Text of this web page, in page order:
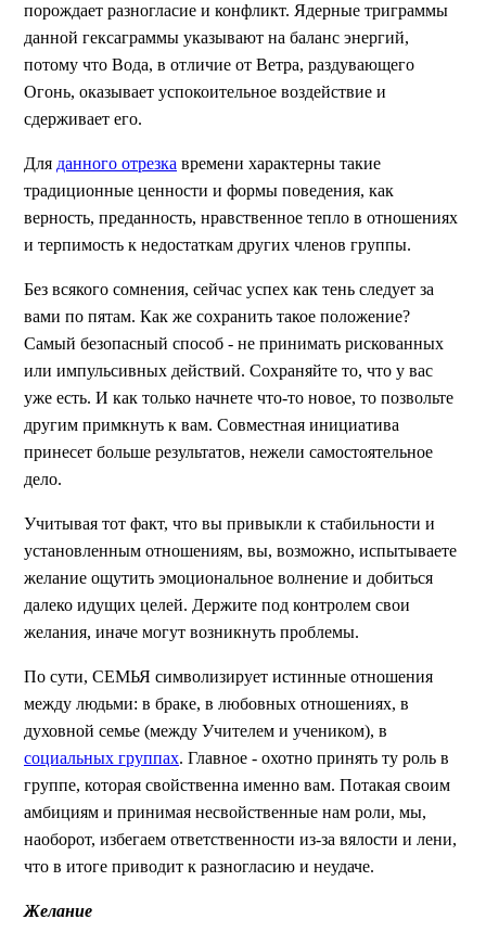
порождает разногласие и конфликт. Ядерные триграммы
данной гексаграммы указывают на баланс энергий,
потому что Вода, в отличие от Ветра, раздувающего
Огонь, оказывает успокоительное воздействие и
сдерживает его.
Для данного отрезка времени характерны такие
традиционные ценности и формы поведения, как
верность, преданность, нравственное тепло в отношениях
и терпимость к недостаткам других членов группы.
Без всякого сомнения, сейчас успех как тень следует за
вами по пятам. Как же сохранить такое положение?
Самый безопасный способ - не принимать рискованных
или импульсивных действий. Сохраняйте то, что у вас
уже есть. И как только начнете что-то новое, то позвольте
другим примкнуть к вам. Совместная инициатива
принесет больше результатов, нежели самостоятельное
дело.
Учитывая тот факт, что вы привыкли к стабильности и
установленным отношениям, вы, возможно, испытываете
желание ощутить эмоциональное волнение и добиться
далеко идущих целей. Держите под контролем свои
желания, иначе могут возникнуть проблемы.
По сути, СЕМЬЯ символизирует истинные отношения
между людьми: в браке, в любовных отношениях, в
духовной семье (между Учителем и учеником), в
социальных группах. Главное - охотно принять ту роль в
группе, которая свойственна именно вам. Потакая своим
амбициям и принимая несвойственные нам роли, мы,
наоборот, избегаем ответственности из-за вялости и лени,
что в итоге приводит к разногласию и неудаче.
Желание